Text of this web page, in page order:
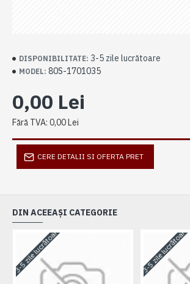
DISPONIBILITATE: 3-5 zile lucrătoare
MODEL: 80S-1701035
0,00 Lei
Fără TVA: 0,00 Lei
CERE DETALII SI OFERTA PRET
DIN ACEEAȘI CATEGORIE
3-5 zile lucrătoare 3-5 zile lucrătoare